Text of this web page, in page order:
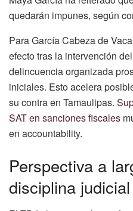
quedarán impunes, según
Para García Cabeza de
efecto tras la intervención
delincuencia organizada
iniciales. Esto acelera
su contra en Tamaulipas.
SAT en sanciones fiscales
en accountability.
Perspectiva a
disciplina judicial